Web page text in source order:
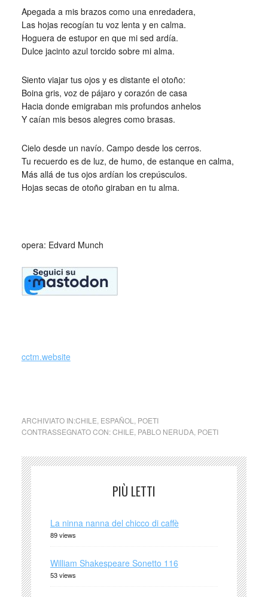
Apegada a mis brazos como una enredadera,
Las hojas recogían tu voz lenta y en calma.
Hoguera de estupor en que mi sed ardía.
Dulce jacinto azul torcido sobre mi alma.
Siento viajar tus ojos y es distante el otoño:
Boina gris, voz de pájaro y corazón de casa
Hacia donde emigraban mis profundos anhelos
Y caían mis besos alegres como brasas.
Cielo desde un navío. Campo desde los cerros.
Tu recuerdo es de luz, de humo, de estanque en calma,
Más allá de tus ojos ardían los crepúsculos.
Hojas secas de otoño giraban en tu alma.
opera: Edvard Munch
cctm.website
ARCHIVIATO IN:CHILE ESPAÑOL
POETI
CONTRASSEGNATO CON:CHILE PABLO NERUDA, POETI
PIÙ LETTI
La ninna nanna del chicco di caffè
89 views
William Shakespeare Sonetto 116
53 views